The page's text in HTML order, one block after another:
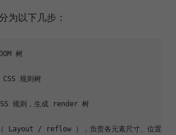
为以下几步：
树
规则树
规则，生成 render 树
/ reflow ），负责各元素尺寸、位置的